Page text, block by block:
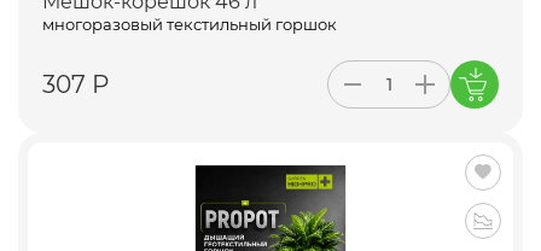
многоразовый текстильный горшок
307 Р